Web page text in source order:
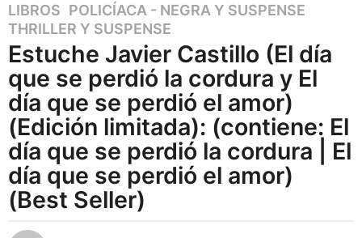
2
a
ñ
o
s
a
g
o
2
a
ñ
LIBROS ,POLICÍACA - NEGRA Y SUSPENSE
THRILLER Y SUSPENSE
Estuche Javier Castillo (El día
que se perdió la cordura y El
día que se perdió el amor)
(Edición limitada): (contiene: El
día que se perdió la cordura | El
día que se perdió el amor)
(Best Seller)